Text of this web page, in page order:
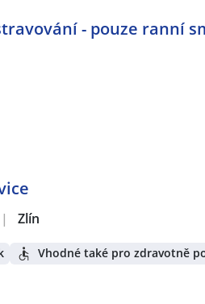
- pouze ranní
| Zlín
Vhodné také pro zdravotně